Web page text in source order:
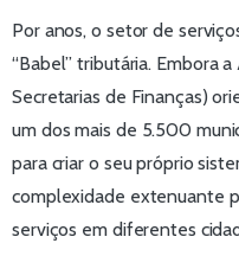
Por anos, o setor de
“Babel” tributária. Embora
Secretarias de Finanças)
um dos mais de 5.500
para criar o seu próprio
complexidade extenuante
serviços em diferentes